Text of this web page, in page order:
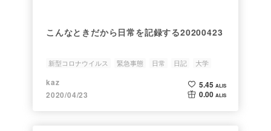
こんなときだから日常を記録する20200423
新型コロナウイルス 緊急事態 日常 日記 大学
kaz
2020/04/23
5.45 ALIS
0.00 ALIS